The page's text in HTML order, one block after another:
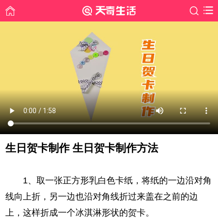
生日贺卡制作 生日贺卡制作方法
1、取一张正方形乳白色卡纸，将纸的一边沿对角
线向上折，另一边也沿对角线折过来盖在之前的边
上，这样折成一个冰淇淋形状的贺卡。